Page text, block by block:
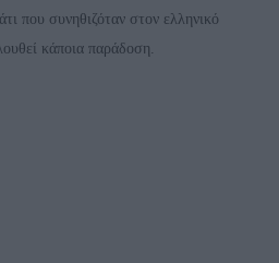
που συνηθιζόταν στον ελληνικό
κάποια παράδοση.